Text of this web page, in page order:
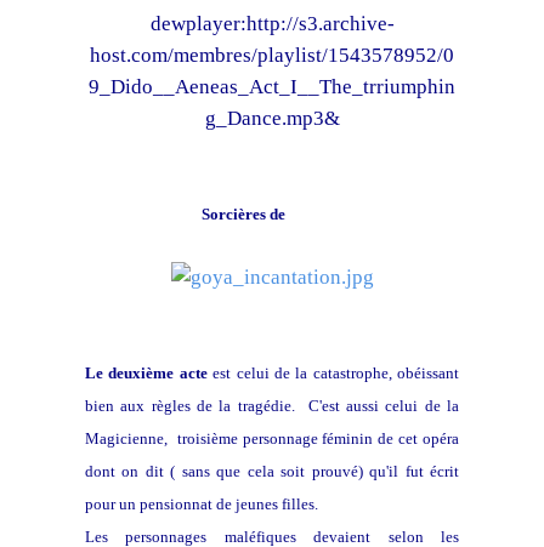
dewplayer:http://s3.archive-
host.com/membres/playlist/1543578952/0
9_Dido__Aeneas_Act_I__The_trriumphin
g_Dance.mp3&
Sorcières de
Le deuxième acteest celui de la catastrophe, obéissant
bien aux règles de la tragédie. C'est aussi celui de la
Magicienne, troisième personnage féminin de cet opéra
dont on dit ( sans que cela soit prouvé) qu'il fut écrit
pour un pensionnat de jeunes filles.
Les personnages maléfiques devaient selon les